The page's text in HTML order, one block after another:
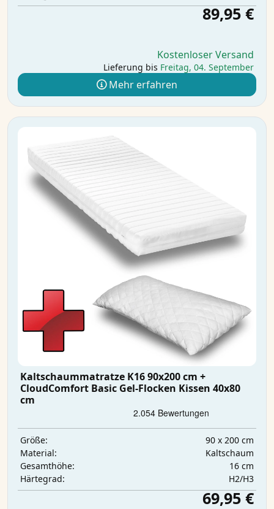
89,95 €
Kostenloser Versand
Lieferung bis Freitag, 04. September
Mehr erfahren
Kaltschaummatratze K16 90x200 cm +
CloudComfort Basic Gel-Flocken Kissen 40x80
cm
Größe:
90 x 200 cm
Material:
Kaltschaum
Gesamthöhe:
16 cm
Härtegrad:
H2/H3
69,95 €